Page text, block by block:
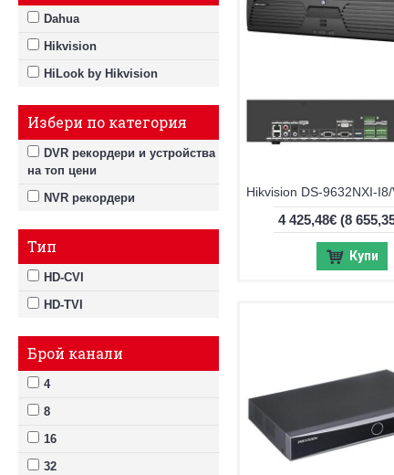
Dahua
Hikvision
HiLook by Hikvision
Избери по категория
DVR рекордери и устройства
на топ цени
NVR рекордери
Тип
HD-CVI
HD-TVI
Брой канали
4
8
16
32
4 425,48€ (8
Купи